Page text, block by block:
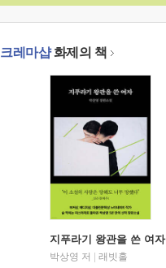
크레마샵화제의 책
지푸라기 왕관을 쓴 여자
박상영 저
래빗홀